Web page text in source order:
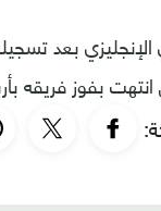
50 هدفا في الدوري
انتهت بفوز